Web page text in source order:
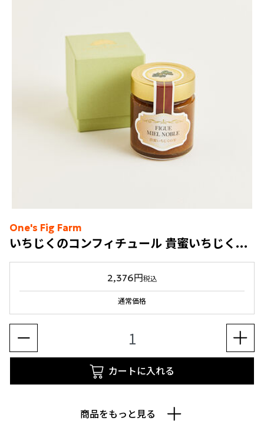
One's Fig Farm
いちじくのコンフィチュール 貴蜜いちじくの雫
2,376円税込
通常価格
カートに入れる
商品をもっと見る